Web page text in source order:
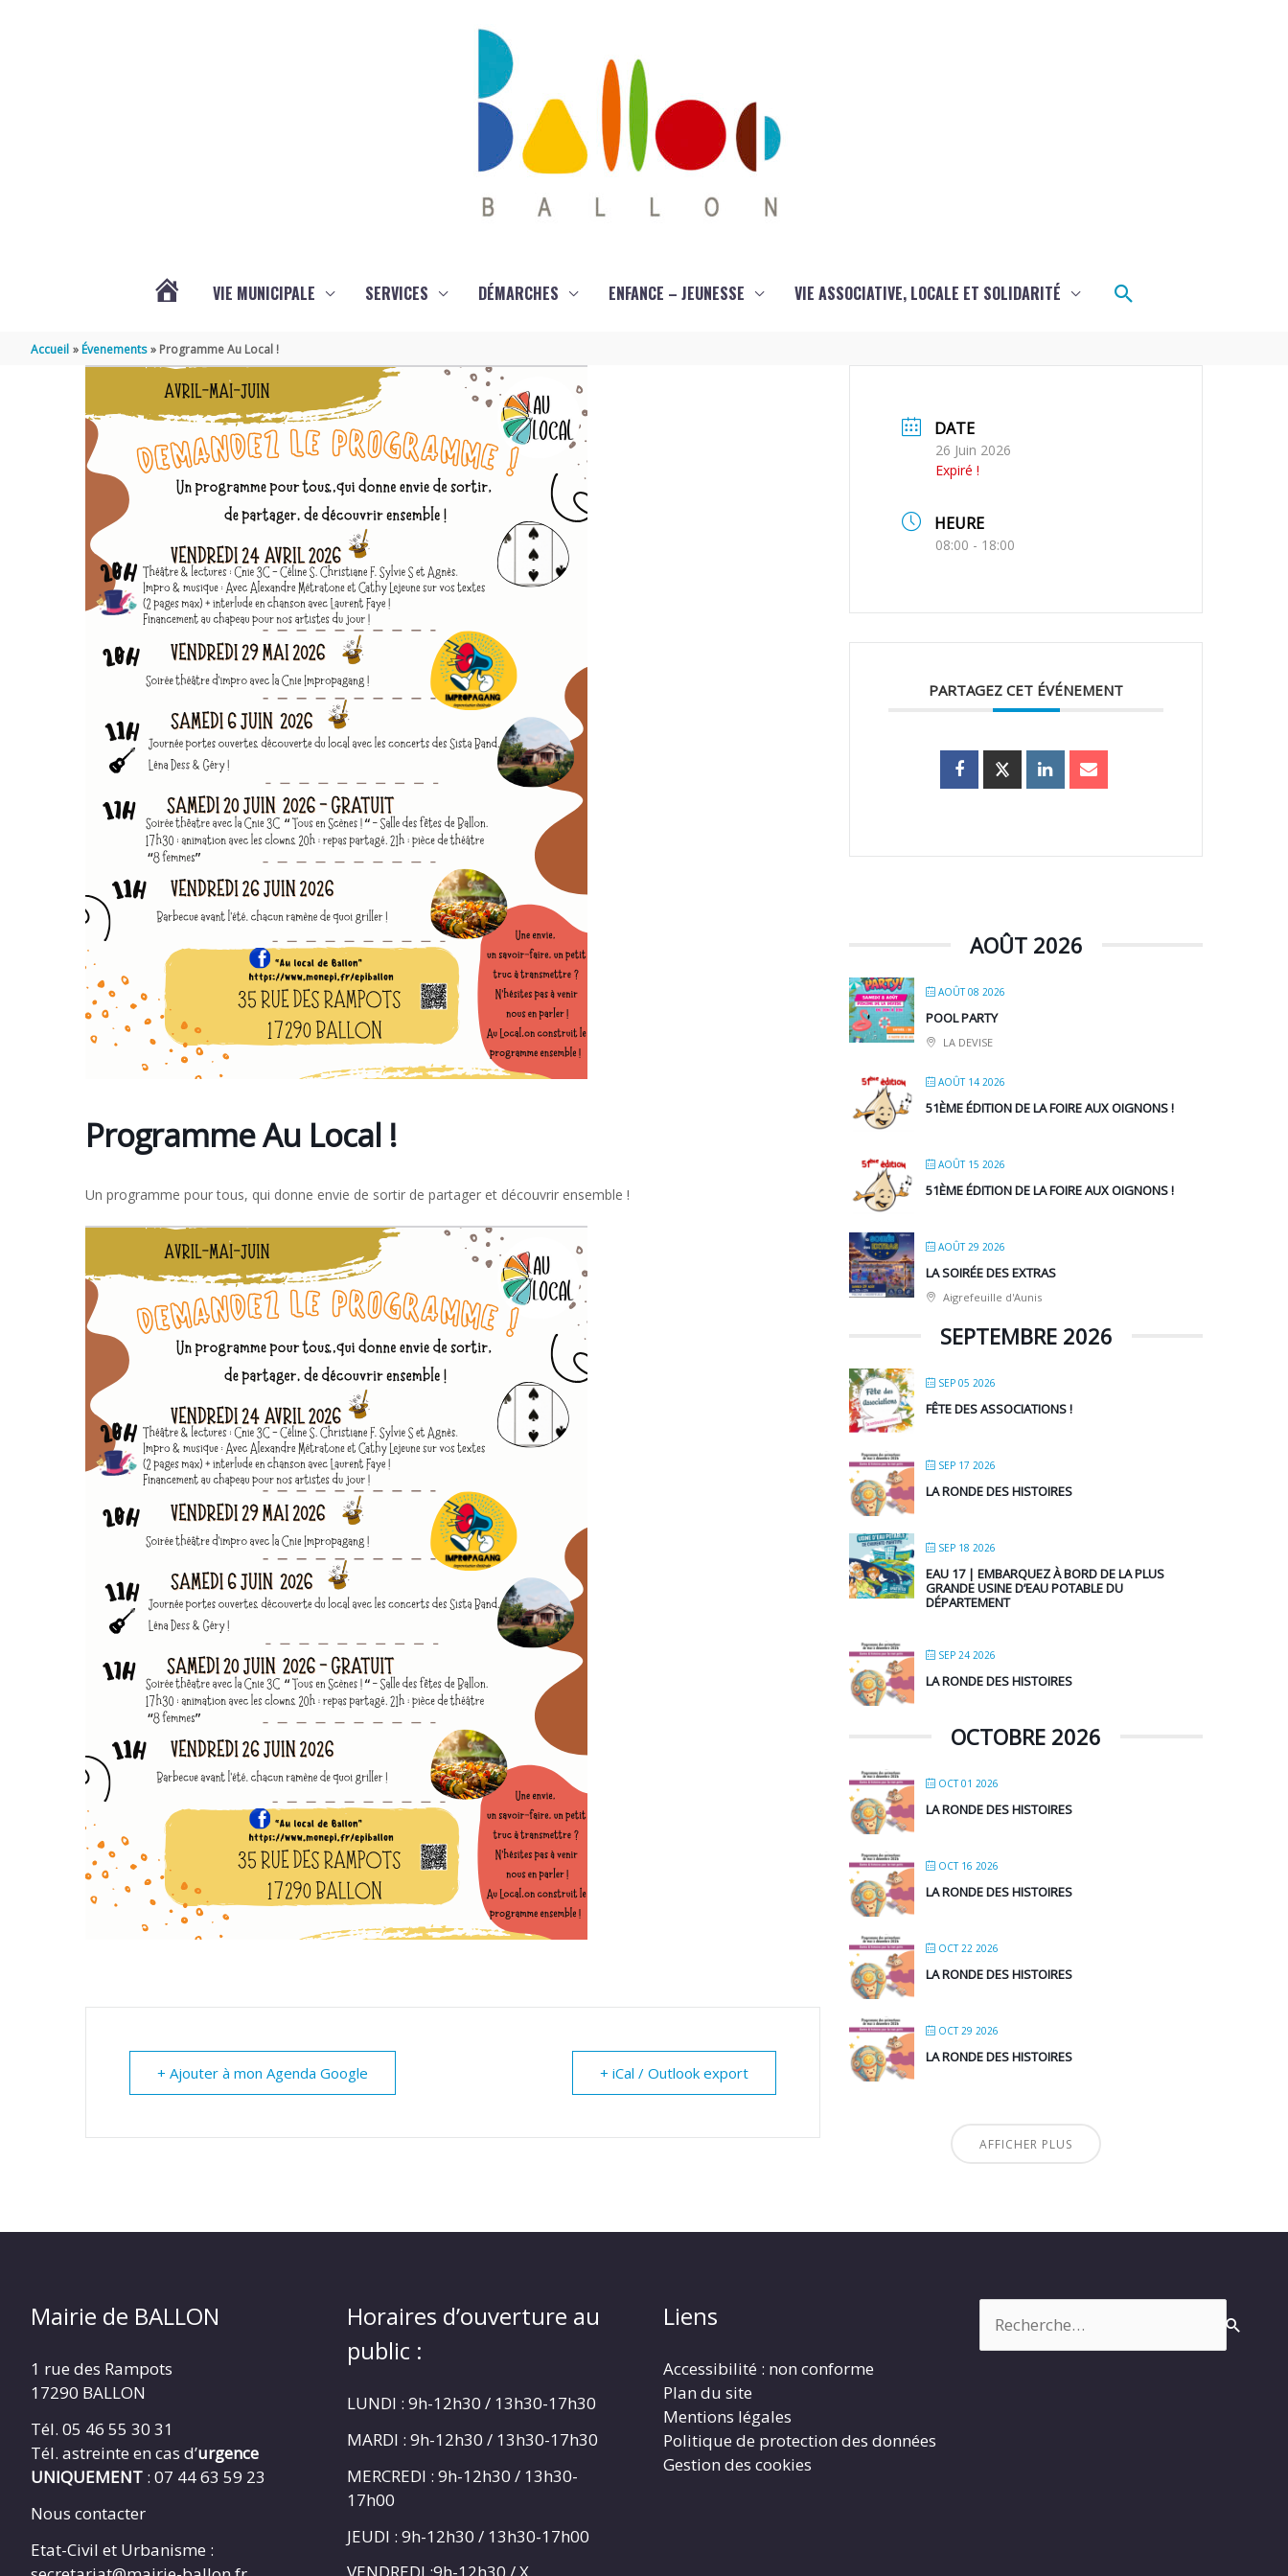
VIE MUNICIPALE SERVICES DÉMARCHES ENFANCE – JEUNESSE VIE ASSOCIATIVE, LOCALE ET SOLIDARITÉ Rechercher
Accueil Évenements Programme Au Local !
Programme Au Local !
Un programme pour tous, qui donne envie de sortir de partager et découvrir ensemble !
+ Ajouter à mon Agenda Google + iCal / Outlook export
DATE
26 Juin 2026
Expiré !
HEURE
08:00 - 18:00
PARTAGEZ CET ÉVÉNEMENT
AOÛT 2026
AOÛT 08 2026
POOL PARTY
LA DEVISE
AOÛT 14 2026
51ÈME ÉDITION DE LA FOIRE AUX OIGNONS !
AOÛT 15 2026
51ÈME ÉDITION DE LA FOIRE AUX OIGNONS !
AOÛT 29 2026
LA SOIRÉE DES EXTRAS
Aigrefeuille d'Aunis
SEPTEMBRE 2026
SEP 05 2026
FÊTE DES ASSOCIATIONS !
SEP 17 2026
LA RONDE DES HISTOIRES
SEP 18 2026
EAU 17 | EMBARQUEZ À BORD DE LA PLUS
GRANDE USINE D’EAU POTABLE DU
DÉPARTEMENT
SEP 24 2026
LA RONDE DES HISTOIRES
OCTOBRE 2026
OCT 01 2026
LA RONDE DES HISTOIRES
OCT 16 2026
LA RONDE DES HISTOIRES
OCT 22 2026
LA RONDE DES HISTOIRES
OCT 29 2026
LA RONDE DES HISTOIRES
AFFICHER PLUS
Mairie de BALLON
1 rue des Rampots
17290 BALLON
Tél. 05 46 55 30 31
Tél. astreinte en cas d’urgence
UNIQUEMENT : 07 44 63 59 23
Nous contacter
Etat-Civil et Urbanisme :
Horaires d’ouverture au
public :
LUNDI : 9h-12h30 / 13h30-17h30
MARDI : 9h-12h30 / 13h30-17h30
MERCREDI : 9h-12h30 / 13h30-
17h00
JEUDI : 9h-12h30 / 13h30-17h00
Liens
Accessibilité : non conforme
Plan du site
Mentions légales
Politique de protection des données
Gestion des cookies